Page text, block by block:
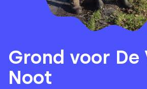
Grond voor De
Noot